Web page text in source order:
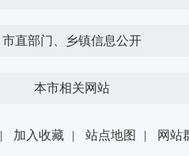
市直部门、乡镇信息公开
本市相关网站
| 加入收藏 | 站点地图 | 网站